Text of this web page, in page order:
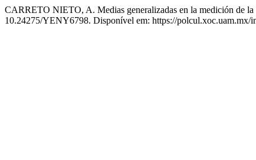
CARRETO NIETO, A. Medias generalizadas en la medición de
10.24275/YENY6798. Disponível em: https://polcul.xoc.uam.mx/